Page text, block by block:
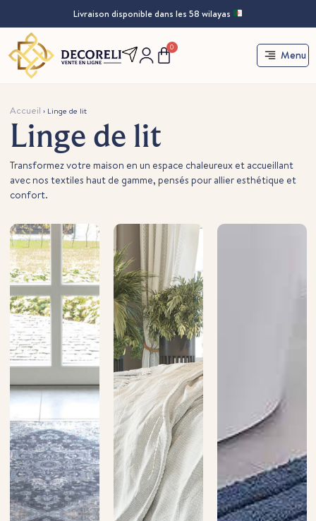
Livraison disponible dans les 58 wilayas
0
Menu
Accueil › Linge de lit
Linge de lit
Transformez votre maison en un espace chaleureux et accueillant
avec nos textiles haut de gamme, pensés pour allier esthétique et
confort.